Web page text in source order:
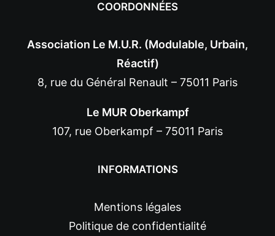
COORDONNÉES
Association Le M.U.R. (Modulable, Urbain,
Réactif)
8, rue du Général Renault – 75011 Paris
Le MUR Oberkampf
107, rue Oberkampf – 75011 Paris
INFORMATIONS
Mentions légales
Politique de confidentialité